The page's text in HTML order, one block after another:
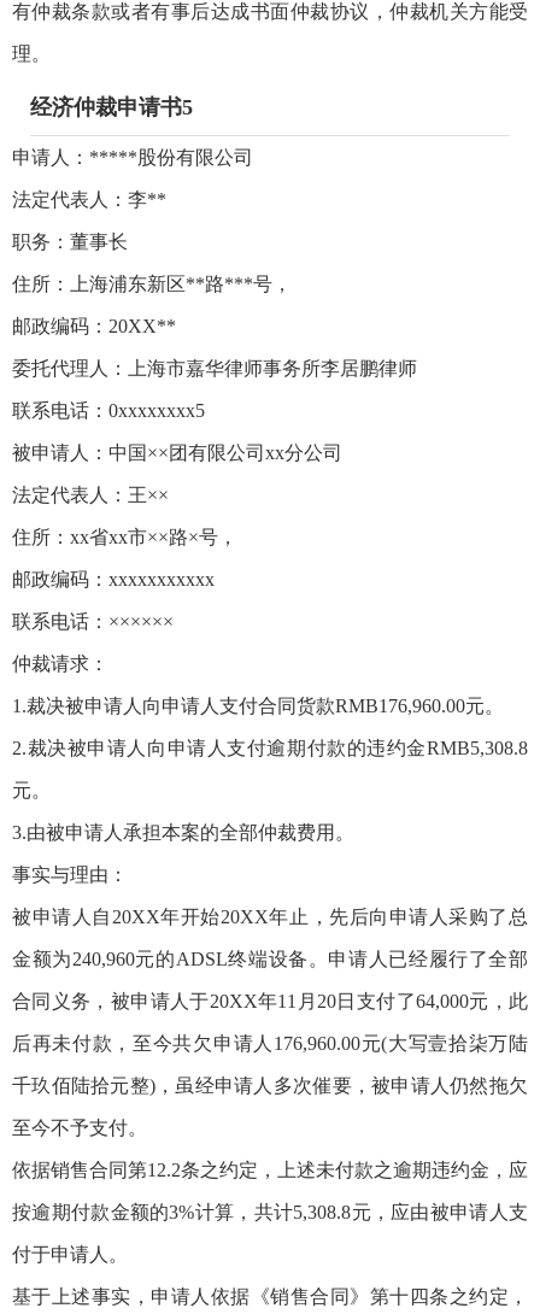
有仲裁条款或者有事后达成书面仲裁协议，仲裁机关方能受
理。
经济仲裁申请书5
申请人：*****股份有限公司
法定代表人：李**
职务：董事长
住所：上海浦东新区**路***号，
邮政编码：20XX**
委托代理人：上海市嘉华律师事务所李居鹏律师
联系电话：0xxxxxxxx5
被申请人：中国××团有限公司xx分公司
法定代表人：王××
住所：xx省xx市××路×号，
邮政编码：xxxxxxxxxxx
联系电话：××××××
仲裁请求：
1.裁决被申请人向申请人支付合同货款RMB176,960.00元。
2.裁决被申请人向申请人支付逾期付款的违约金RMB5,308.8
元。
3.由被申请人承担本案的全部仲裁费用。
事实与理由：
被申请人自20XX年开始20XX年止，先后向申请人采购了总
金额为240,960元的ADSL终端设备。申请人已经履行了全部
合同义务，被申请人于20XX年11月20日支付了64,000元，此
后再未付款，至今共欠申请人176,960.00元(大写壹拾柒万陆
千玖佰陆拾元整)，虽经申请人多次催要，被申请人仍然拖欠
至今不予支付。
依据销售合同第12.2条之约定，上述未付款之逾期违约金，应
按逾期付款金额的3%计算，共计5,308.8元，应由被申请人支
付于申请人。
基于上述事实，申请人依据《销售合同》第十四条之约定，